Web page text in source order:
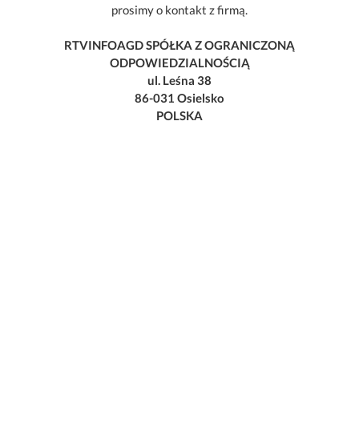
prosimy o kontakt z firmą.
RTVINFOAGD SPÓŁKA Z OGRANICZONĄ
ODPOWIEDZIALNOŚCIĄ
ul. Leśna 38
86-031 Osielsko
POLSKA